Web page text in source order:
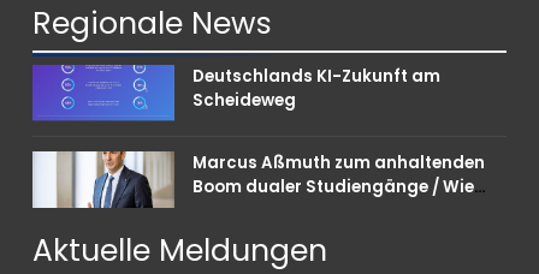
Regionale News
Deutschlands KI-Zukunft am
Scheideweg
Marcus Aßmuth zum anhaltenden
Boom dualer Studiengänge / Wie
punkten können
Aktuelle Meldungen